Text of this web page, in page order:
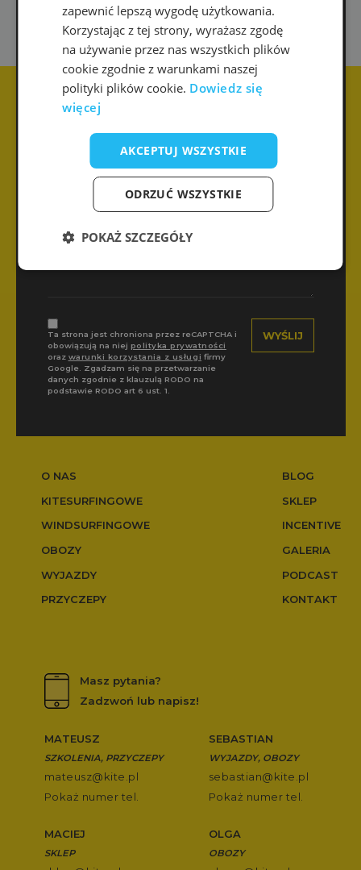
O NAS
KITESURFINGOWE
WINDSURFINGOWE
OBOZY
WYJAZDY
PRZYCZEPY
BLOG
SKLEP
INCENTIVE
GALERIA
PODCAST
KONTAKT
Masz pytania?
Zadzwoń lub napisz!
MATEUSZ
SZKOLENIA, PRZYCZEPY
mateusz@kite.pl
Pokaż numer tel.
MACIEJ
SKLEP
SEBASTIAN
WYJAZDY, OBOZY
sebastian@kite.pl
Pokaż numer tel.
OLGA
OBOZY
Imię
Wiadomość
Ta strona jest chroniona przez reCAPTCHA i
obowiązują na niej polityka prywatności
oraz warunki korzystania z usługi firmy
Google. Zgadzam się na przetwarzanie
danych zgodnie z klauzulą RODO na
podstawie RODO art 6 ust. 1.
zapewnić lepszą wygodę użytkowania.
Korzystając z tej strony, wyrażasz zgodę
na używanie przez nas wszystkich plików
cookie zgodnie z warunkami naszej
polityki plików cookie. Dowiedz się
więcej
AKCEPTUJ WSZYSTKIE
ODRZUĆ WSZYSTKIE
POKAŻ SZCZEGÓŁY